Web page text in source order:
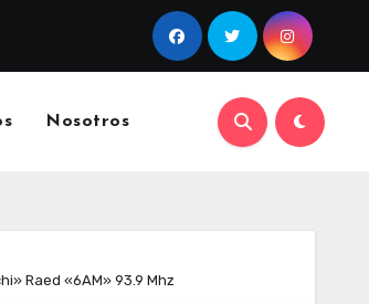
Nosotros
Raed «6AM» 93.9 Mhz